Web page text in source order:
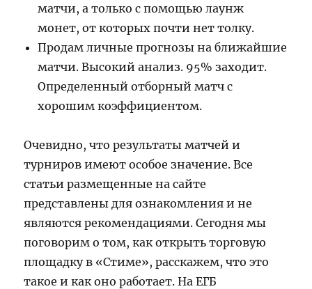
матчи, а только с помощью лаунж
монет, от которых почти нет толку.
Продам личные прогнозы на ближайшие
матчи. Высокий анализ. 95% заходит.
Определенный отборный матч с
хорошим коэффициентом.
Очевидно, что результаты матчей и
турниров имеют особое значение. Все
статьи размещенные на сайте
представлены для ознакомления и не
являются рекомендациями. Сегодня мы
поговорим о том, как открыть торговую
площадку в «Стиме», расскажем, что это
такое и как оно работает. На ЕГБ